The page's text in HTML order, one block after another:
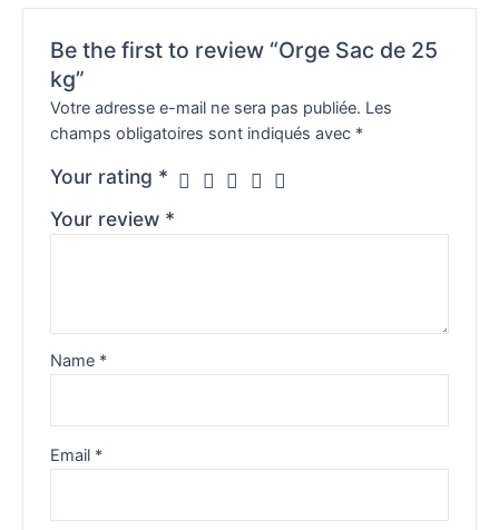
Be the first to review “Orge Sac de 25
kg”
Votre adresse e-mail ne sera pas publiée. Les
champs obligatoires sont indiqués avec *
Your rating *
Your review *
Name *
Email *